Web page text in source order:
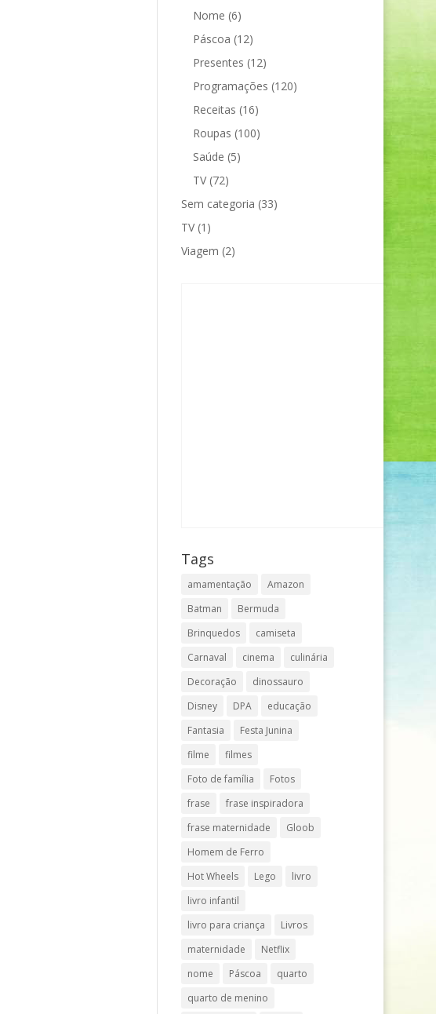
Nome (6)
Páscoa (12)
Presentes (12)
Programações (120)
Receitas (16)
Roupas (100)
Saúde (5)
TV(72)
Sem categoria (33)
TV(1)
Viagem (2)
Tags
amamentação
Amazon
Batman
Bermuda
Brinquedos
camiseta
Carnaval
cinema
culinária
Decoração
dinossauro
Disney
DPA
educação
Fantasia
Festa Junina
filme
filmes
Foto de família
Fotos
frase
frase inspiradora
frase maternidade
Gloob
Homem de Ferro
Hot Wheels
Lego
livro
livro infantil
livro para criança
Livros
maternidade
Netflix
nome
Páscoa
quarto
quarto de menino